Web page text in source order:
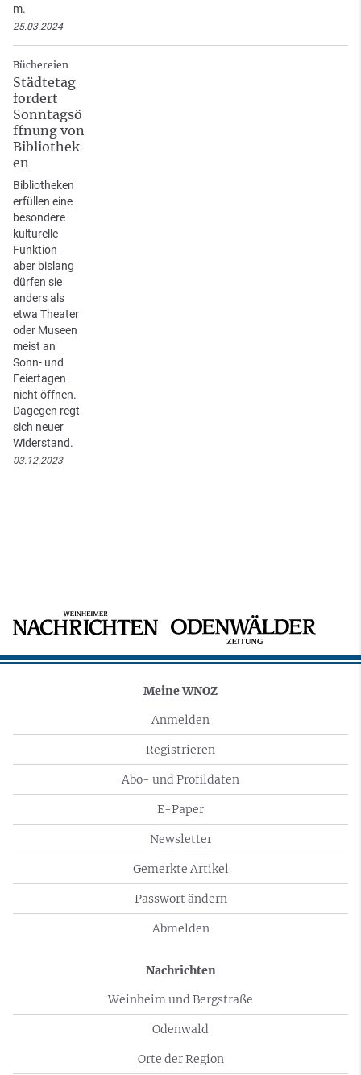
m.
25.03.2024
Büchereien
Städtetag
fordert
Sonntagsö
ffnung von
Bibliothek
en
Bibliotheken
erfüllen eine
besondere
kulturelle
Funktion -
aber bislang
dürfen sie
anders als
etwa Theater
oder Museen
meist an
Sonn- und
Feiertagen
nicht öffnen.
Dagegen regt
sich neuer
Widerstand.
03.12.2023
Meine WNOZ
Anmelden
Registrieren
Abo- und Profildaten
E-Paper
Newsletter
Gemerkte Artikel
Passwort ändern
Abmelden
Nachrichten
Weinheim und Bergstraße
Odenwald
Orte der Region